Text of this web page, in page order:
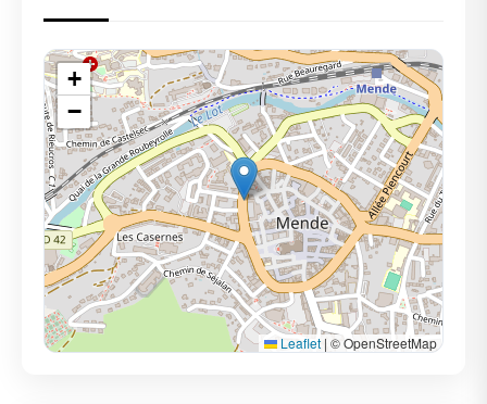
+
−
Leaflet | © OpenStreetMap